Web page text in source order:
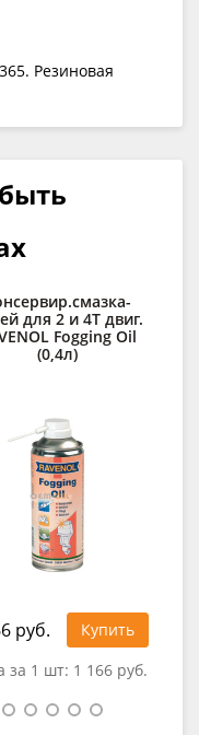
Резиновая
для 2 и 4Т двиг.
Fogging Oil
(0,4л)
руб.
Купить
за 1 шт: 1 166 руб.